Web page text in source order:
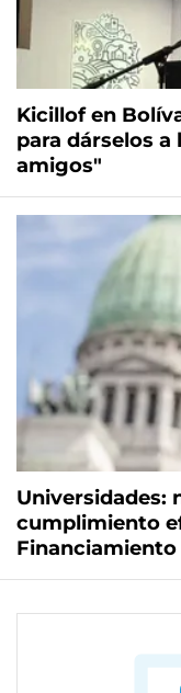
Kicillof en
para dárselos a
amigos"
Universidades:
cumplimiento
Financiamiento